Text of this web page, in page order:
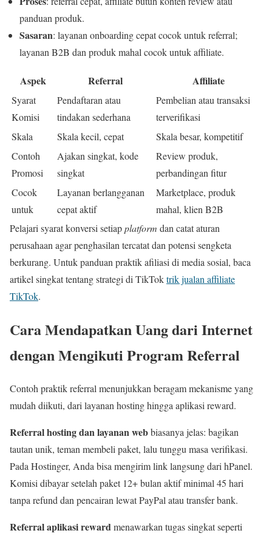
panduan produk.
Sasaran: layanan onboarding cepat cocok untuk referral;
layanan B2B dan produk mahal cocok untuk affiliate.
Aspek Referral Affiliate
Syarat
Komisi
Pendaftaran atau
tindakan sederhana
Pembelian atau transaksi
terverifikasi
Skala
Skala kecil, cepat
Skala besar, kompetitif
Contoh
Promosi
Ajakan singkat, kode
singkat
Review produk,
perbandingan fitur
Cocok
untuk
Layanan berlangganan
cepat aktif
Marketplace, produk
mahal, klien B2B
Pelajari syarat konversi setiapplatform dan catat aturan
perusahaan agar penghasilan tercatat dan potensi sengketa
berkurang. Untuk panduan praktik afiliasi di media sosial, baca
artikel singkat tentang strategi di TikToktrik jualan affiliate
TikTok.
Cara Mendapatkan Uang dari Internet
dengan Mengikuti Program Referral
Contoh praktik referral menunjukkan beragam mekanisme yang
mudah diikuti, dari layanan hosting hingga aplikasi reward.
Referral hosting dan layanan webbiasanya jelas: bagikan
tautan unik, teman membeli paket, lalu tunggu masa verifikasi.
Pada Hostinger, Anda bisa mengirim link langsung dari hPanel.
Komisi dibayar setelah paket 12+ bulan aktif minimal 45 hari
tanpa refund dan pencairan lewat PayPal atau transfer bank.
Referral aplikasi rewardmenawarkan tugas singkat seperti